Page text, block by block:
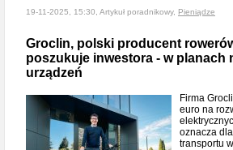
19-11-2025, 15:30, Artykuł poradnikowy, Pieniądze
Groclin, polski producent
poszukuje inwestora - w planach
urządzeń
Firma
euro na
oznacza
transportu